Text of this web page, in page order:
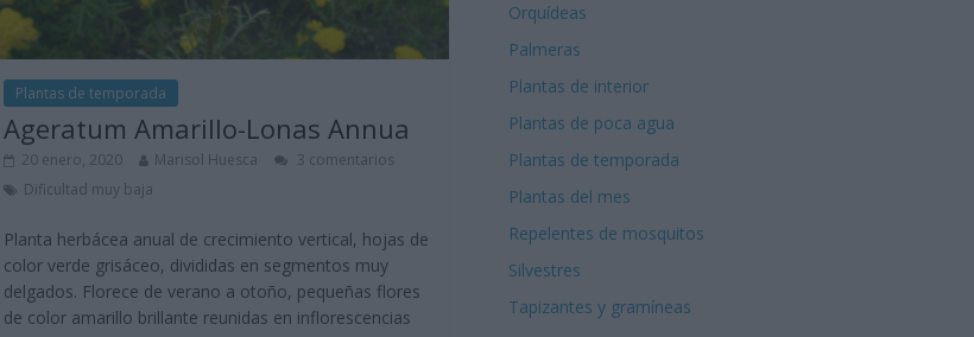
Plantas de temporada
Ageratum Amarillo-Lonas Annua
20 enero, 2020 Marisol Huesca
3 comentarios
Dificultad muy baja
Planta herbácea anual de crecimiento vertical, hojas de
color verde grisáceo, divididas en segmentos muy
delgados. Florece de verano a otoño, pequeñas flores
de color amarillo brillante reunidas en inflorescencias
Orquídeas
Palmeras
Plantas de interior
Plantas de poca agua
Plantas de temporada
Plantas del mes
Repelentes de mosquitos
Silvestres
Tapizantes y gramíneas